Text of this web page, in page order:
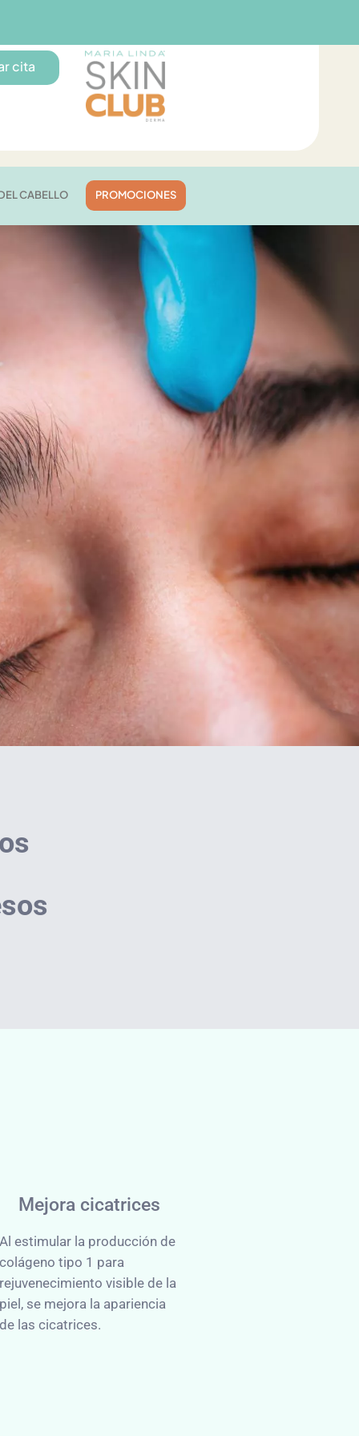
cita
CABELLO PROMOCIONES
Mejora cicatrices
Al estimular la producción de
colágeno tipo 1 para
rejuvenecimiento visible de la
piel, se mejora la apariencia
de las cicatrices.